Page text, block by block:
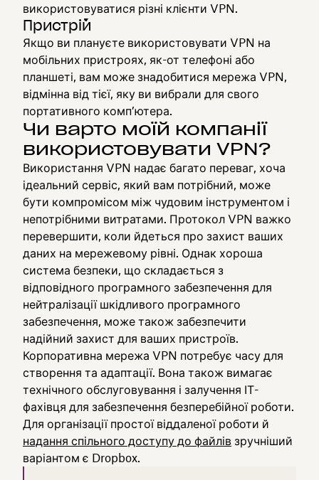
використовуватися різні клієнти VPN.
Пристрій
Якщо ви плануєте використовувати VPN на
мобільних пристроях, як-от телефоні або
планшеті, вам може знадобитися мережа VPN,
відмінна від тієї, яку ви вибрали для свого
портативного комп’ютера.
Чи варто моїй компанії
використовувати VPN?
Використання VPN надає багато переваг, хоча
ідеальний сервіс, який вам потрібний, може
бути компромісом між чудовим інструментом і
непотрібними витратами. Протокол VPN важко
перевершити, коли йдеться про захист ваших
даних на мережевому рівні. Однак хороша
система безпеки, що складається з
відповідного програмного забезпечення для
нейтралізації шкідливого програмного
забезпечення, може також забезпечити
надійний захист для ваших пристроїв.
Корпоративна мережа VPN потребує часу для
створення та адаптації. Вона також вимагає
технічного обслуговування і залучення ІТ-
фахівця для забезпечення безперебійної роботи.
Для організації простої віддаленої роботи й
надання спільного доступу до файлів зручніший
варіантом є Dropbox.